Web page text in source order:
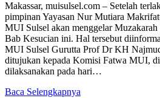
Makassar, muisulsel.com – Setelah
pimpinan Yayasan Nur Mutiara
MUI Sulsel akan menggelar
Bab Kesucian ini. Hal tersebut
MUI Sulsel Gurutta Prof Dr KH
ditujukan kepada Komisi Fatwa MUI,
dilaksanakan pada hari…
Baca Selengkapnya